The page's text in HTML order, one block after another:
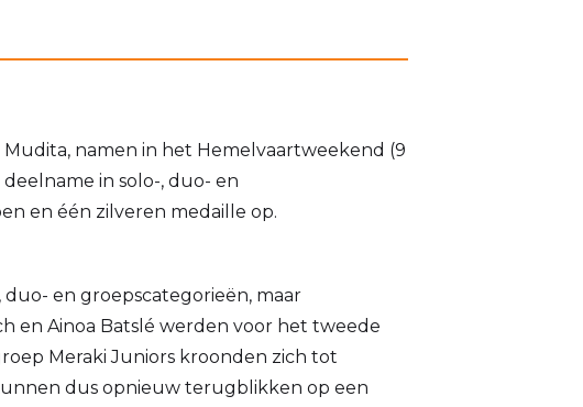
namen in het Hemelvaartweekend (9
in solo-, duo- en
en één zilveren medaille op.
en groepscategorieën, maar
en Ainoa Batslé werden voor het tweede
Meraki Juniors kroonden zich tot
dus opnieuw terugblikken op een